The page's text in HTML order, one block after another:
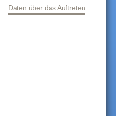
Daten über das Auftreten